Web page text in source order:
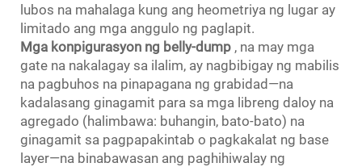
lubos na mahalaga kung ang heometriya ng lugar ay
limitado ang mga anggulo ng paglapit.
Mga konpigurasyon ng belly-dump , na may mga
gate na nakalagay sa ilalim, ay nagbibigay ng mabilis
na pagbuhos na pinapagana ng grabidad—na
kadalasang ginagamit para sa mga libreng daloy na
agregado (halimbawa: buhangin, bato-bato) na
ginagamit sa pagpapakintab o pagkakalat ng base
layer—na binabawasan ang paghihiwalay ng